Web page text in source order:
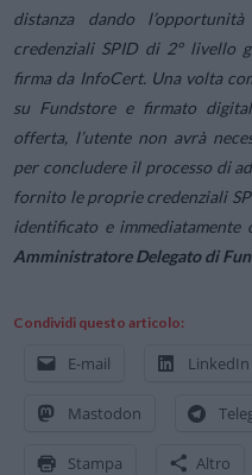
distanza dando
credenziali SPID di 2° livello
firma da InfoCert. Una volta
su Fundstore e firmato
offerta, l’utente non avrà
per concludere il processo di
fornito le proprie credenziali
identificato e immediatamente
Amministratore Delegato di
Condividi questo articolo:
E-mail LinkedIn
Mastodon
Stampa Altro